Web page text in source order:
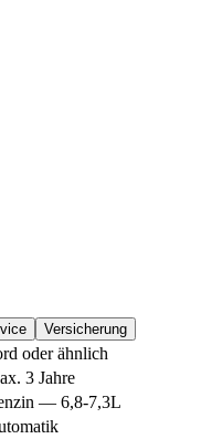
Versicherung
oder ähnlich
3 Jahre
— 6,8-7,3L